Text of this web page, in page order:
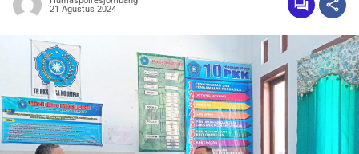
21 Agustus 2024